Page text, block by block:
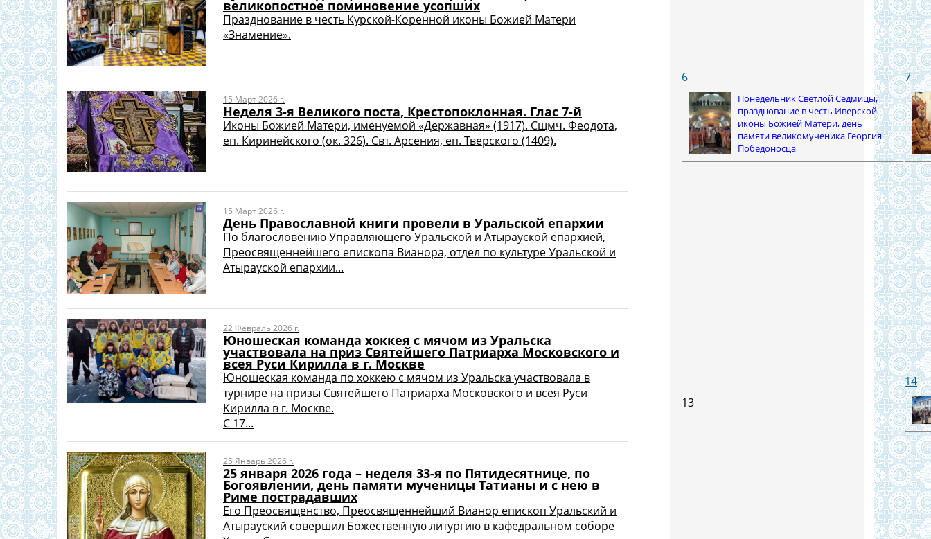
великопостное поминовение усопших
Празднование в честь Курской-Коренной иконы Божией Матери
«Знамение».
15 Март 2026 г.
Неделя 3-я Великого поста, Крестопоклонная. Глас 7-й
Иконы Божией Матери, именуемой «Державная» (1917). Сщмч. Феодота,
еп. Киринейского (ок. 326). Свт. Арсения, еп. Тверского (1409).
15 Март 2026 г.
День Православной книги провели в Уральской епархии
По благословению Управляющего Уральской и Атырауской епархией,
Преосвященнейшего епископа Вианора, отдел по культуре Уральской и
Атырауской епархии...
22 Февраль 2026 г.
Юношеская команда хоккея с мячом из Уральска
участвовала на приз Святейшего Патриарха Московского и
всея Руси Кирилла в г. Москве
Юношеская команда по хоккею с мячом из Уральска участвовала в
турнире на призы Святейшего Патриарха Московского и всея Руси
Кирилла в г. Москве.
С 17...
25 Январь 2026 г.
25 января 2026 года – неделя 33-я по Пятидесятнице, по
Богоявлении, день памяти мученицы Татианы и с нею в
Риме пострадавших
Его Преосвященство, Преосвященнейший Вианор епископ Уральский и
Атырауский совершил Божественную литургию в кафедральном соборе
6
Понедельник Светлой Седмицы,
празднование в честь Иверской
иконы Божией Матери, день
памяти великомученика Георгия
Победоносца
7
13
14